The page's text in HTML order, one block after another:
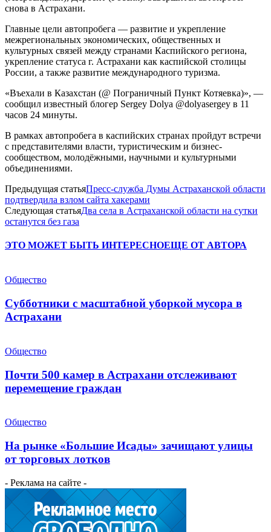
снова в Астрахани.
Главные цели автопробега — развитие и укрепление
межрегиональных экономических, общественных и
культурных связей между странами Каспийского региона,
укрепление статуса г. Астрахани как каспийской столицы
России, а также развитие международного туризма.
«Въехали в Казахстан (@ Пограничный Пункт Котяевка)», —
сообщил известный блогер Sergey Dolya @dolyasergey в 11
часов 24 минуты.
В рамках автопробега в каспийских странах пройдут встречи
с представителями власти, туристическим и бизнес-
сообществом, молодёжными, научными и культурными
объединениями.
Предыдущая статьяПресс-служба Думы Астраханской области
подтвердила взлом сайта хакерами
Следующая статьяДва села в Астраханской области на сутки
останутся без газа
ЭТО МОЖЕТ БЫТЬ ИНТЕРЕСНОЕЩЕ ОТ АВТОРА
Общество
Субботники с масштабной уборкой мусора в
Астрахани
Общество
Почти 500 камер в Астрахани отслеживают
перемещение граждан
Общество
На рынке «Большие Исады» зачищают улицы
от торговых лотков
- Реклама на сайте -